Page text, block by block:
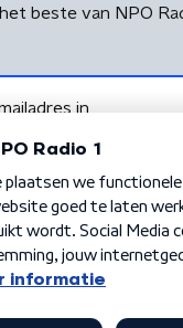
beste van NPO